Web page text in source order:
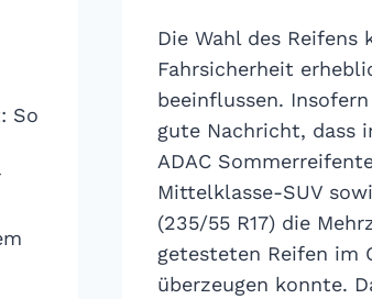
So
Die Wahl des Reifens
Fahrsicherheit
beeinflussen.
gute Nachricht, dass
ADAC
Mittelklasse-SUV
(235/55 R17) die
getesteten Reifen im
überzeugen konnte.